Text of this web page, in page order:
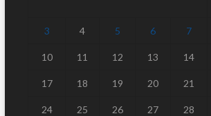
3 4 5 6 7
10 11 12 13 14
17 18 19 20 21
24 25 26 27 28